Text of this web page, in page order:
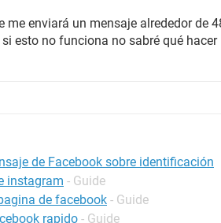
me enviará un mensaje alrededor de
esto no funciona no sabré qué
de Facebook sobre identificación
instagram - Guide
de facebook - Guide
rapido - Guide